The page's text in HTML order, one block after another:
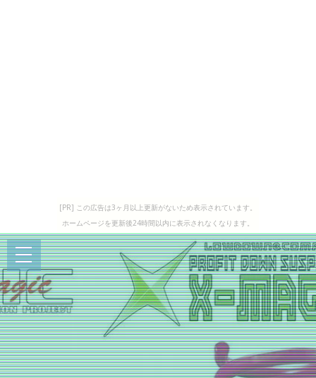
[PR] この広告は3ヶ月以上更新がないため表示されています。
ホームページを更新後24時間以内に表示されなくなります。